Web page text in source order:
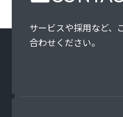
サービスや採用など、
合わせください。